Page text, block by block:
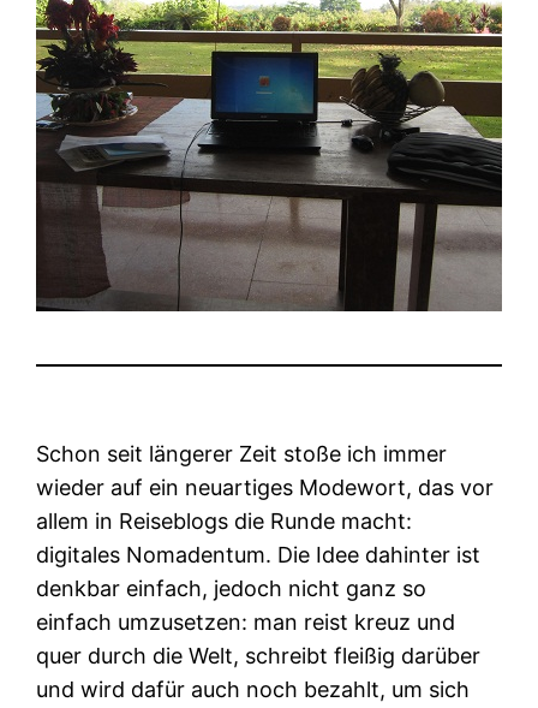
Schon seit längerer Zeit stoße ich immer
wieder auf ein neuartiges Modewort, das vor
allem in Reiseblogs die Runde macht:
digitales Nomadentum. Die Idee dahinter ist
denkbar einfach, jedoch nicht ganz so
einfach umzusetzen: man reist kreuz und
quer durch die Welt, schreibt fleißig darüber
und wird dafür auch noch bezahlt, um sich